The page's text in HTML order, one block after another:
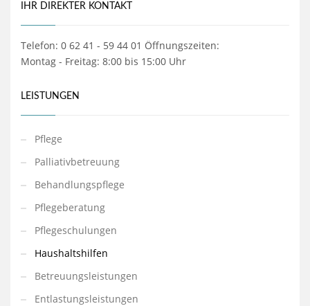
IHR DIREKTER KONTAKT
Telefon: 0 62 41 - 59 44 01 Öffnungszeiten:
Montag - Freitag: 8:00 bis 15:00 Uhr
LEISTUNGEN
Pflege
Palliativbetreuung
Behandlungspflege
Pflegeberatung
Pflegeschulungen
Haushaltshilfen
Betreuungsleistungen
Entlastungsleistungen